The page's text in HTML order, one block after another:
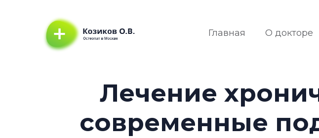
О докторе
Лечение
современные
Главная